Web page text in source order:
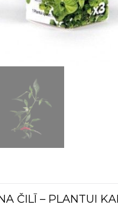
ČILĪ – PLANTUI